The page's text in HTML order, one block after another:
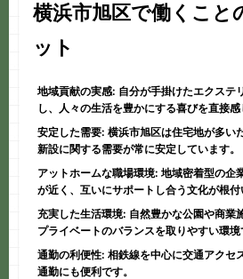
横浜市旭区で働くこと
ット
地域貢献の実感: 自分が手掛けたエクステ
し、人々の生活を豊かにする喜びを直接感
安定した需要: 横浜市旭区は住宅地が多い
新設に関する需要が常に安定しています。
アットホームな職場環境: 地域密着型の企
が近く、互いにサポートし合う文化が根付
充実した生活環境: 自然豊かな公園や商業
プライベートのバランスを取りやすい環境
通勤の利便性: 相鉄線を中心に交通アクセ
通勤にも便利です。